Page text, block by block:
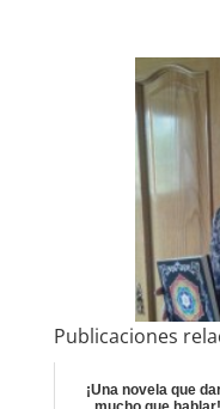
Publicaciones
¡Una novela que